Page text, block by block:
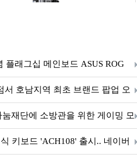
플래그십 메인보드 ASUS ROG
내 출시 예정
서 호남지역 최초 브랜드 팝업 오
재단에 소방관을 위한 게이밍 모
키보드 'ACH108' 출시.. 네이버